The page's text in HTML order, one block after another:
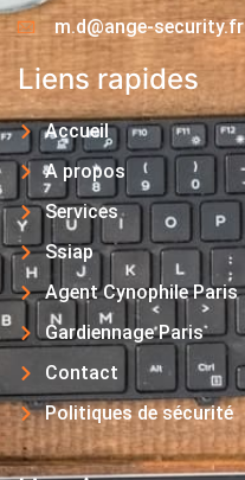
m.d@ange-security.fr
Liens rapides
Accueil
A propos
Services
Ssiap
Agent Cynophile Paris
Gardiennage Paris
Contact
Politiques de sécurité